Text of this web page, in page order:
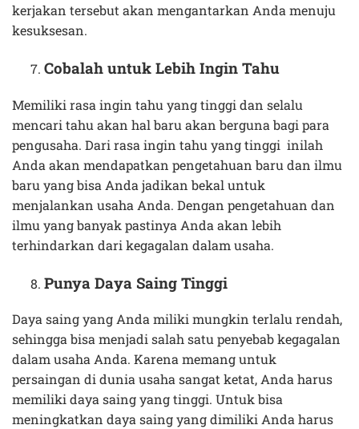
kerjakan tersebut akan mengantarkan Anda menuju
kesuksesan.
Cobalah untuk Lebih Ingin Tahu
Memiliki rasa ingin tahu yang tinggi dan selalu
mencari tahu akan hal baru akan berguna bagi para
pengusaha. Dari rasa ingin tahu yang tinggi inilah
Anda akan mendapatkan pengetahuan baru dan ilmu
baru yang bisa Anda jadikan bekal untuk
menjalankan usaha Anda. Dengan pengetahuan dan
ilmu yang banyak pastinya Anda akan lebih
terhindarkan dari kegagalan dalam usaha.
Punya Daya Saing Tinggi
Daya saing yang Anda miliki mungkin terlalu rendah,
sehingga bisa menjadi salah satu penyebab kegagalan
dalam usaha Anda. Karena memang untuk
persaingan di dunia usaha sangat ketat, Anda harus
memiliki daya saing yang tinggi. Untuk bisa
meningkatkan daya saing yang dimiliki Anda harus